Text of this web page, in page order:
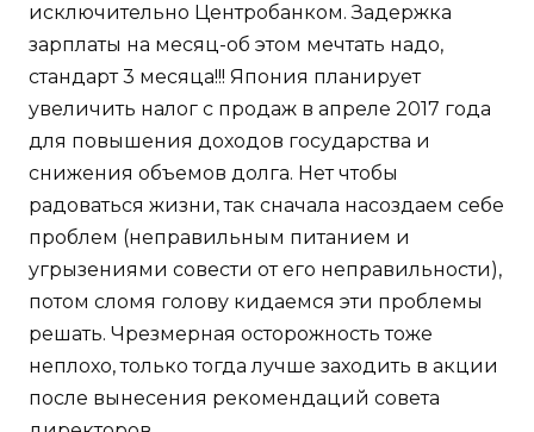
исключительно Центробанком. Задержка
зарплаты на месяц-об этом мечтать надо,
стандарт 3 месяца!!! Япония планирует
увеличить налог с продаж в апреле 2017 года
для повышения доходов государства и
снижения объемов долга. Нет чтобы
радоваться жизни, так сначала насоздаем себе
проблем (неправильным питанием и
угрызениями совести от его неправильности),
потом сломя голову кидаемся эти проблемы
решать. Чрезмерная осторожность тоже
неплохо, только тогда лучше заходить в акции
после вынесения рекомендаций совета